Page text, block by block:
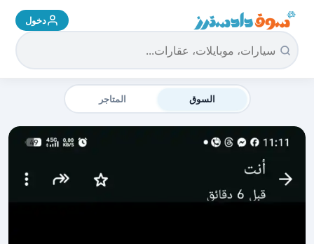
سوق دادسترز الرئيسية دخول
السوق المتاجر